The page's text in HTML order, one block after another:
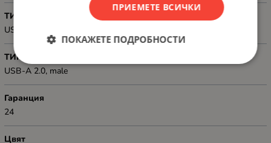
ТИП КОНЕКТОР 1
USB-C 2.0, male
ТИП КОНЕКТОР 2
USB-A 2.0, male
Гаранция
24
Цвят
ПРИЕМЕТЕ ВСИЧКИ
ПОКАЖЕТЕ ПОДРОБНОСТИ